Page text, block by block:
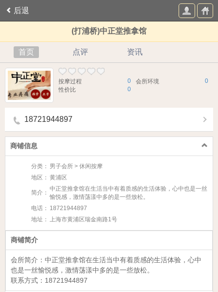
后退
(打浦桥)中正堂推拿馆
首页 点评 资讯
0
按摩过程 0
会所环境
0
性价比
18721944897
商铺信息
分类： 男子会所 > 休闲按摩
地区： 黄浦区
简介：
中正堂推拿馆在生活当中有着质感的生活体验，心中也是一丝
愉悦感，激情荡漾中多的是一些放松。​
电话： 18721944897
地址： 上海市黄浦区瑞金南路1号
商铺简介
会所简介： 中正堂推拿馆在生活当中有着质感的生活体验，心中
也是一丝愉悦感，激情荡漾中多的是一些放松。
联系方式： 18721944897